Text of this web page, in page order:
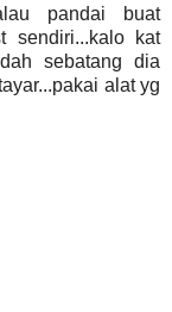
pandai buat
sendiri...kalo kat
sebatang dia
alat yg